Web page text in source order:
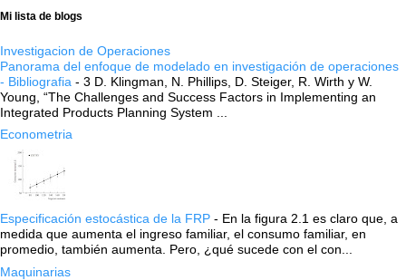
Mi lista de blogs
Investigacion de Operaciones
Panorama del enfoque de modelado en investigación de operaciones
- Bibliografia - 3 D. Klingman, N. Phillips, D. Steiger, R. Wirth y W.
Young, “The Challenges and Success Factors in Implementing an
Integrated Products Planning System ...
Econometria
Especificación estocástica de la FRP - En la figura 2.1 es claro que, a
medida que aumenta el ingreso familiar, el consumo familiar, en
promedio, también aumenta. Pero, ¿qué sucede con el con...
Maquinarias